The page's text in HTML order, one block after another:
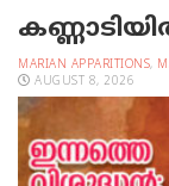
MARIAN APPARITIONS,
AUGUST 8, 2026